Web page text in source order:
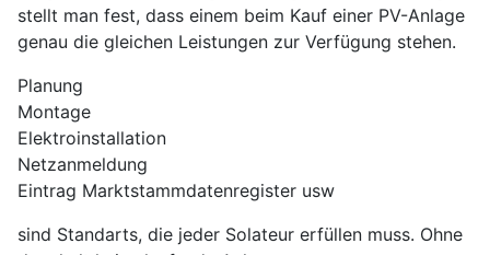
stellt man fest, dass einem beim Kauf einer PV-Anlage
genau die gleichen Leistungen zur Verfügung stehen.
Planung
Montage
Elektroinstallation
Netzanmeldung
Eintrag Marktstammdatenregister usw
sind Standarts, die jeder Solateur erfüllen muss. Ohne